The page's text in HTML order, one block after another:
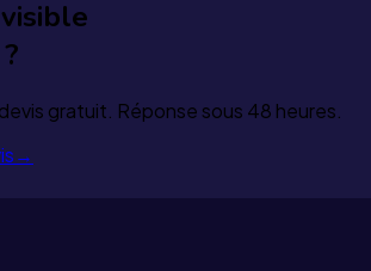
?
gratuit. Réponse sous 48 heures.
→